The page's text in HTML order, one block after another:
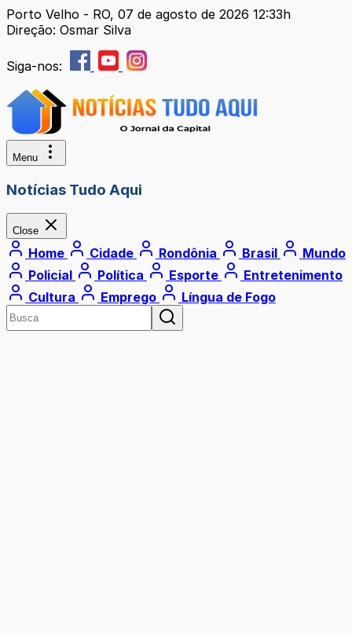
Porto Velho - RO, 07 de agosto de 2026 12:33h
Direção: Osmar Silva
Siga-nos:
Menu
Notícias Tudo Aqui
Close
Home Cidade Rondônia Brasil
Mundo
Policial
Política Esporte
Entretenimento
Cultura
Emprego Língua de Fogo